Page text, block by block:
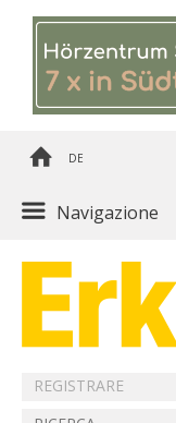
DE
Navigazione
REGISTRARE